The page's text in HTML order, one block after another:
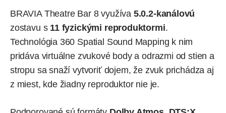
BRAVIA Theatre Bar 8 využíva 5.0.2-kanálovú
zostavu s 11 fyzickými reproduktormi.
Technológia 360 Spatial Sound Mapping k nim
pridáva virtuálne zvukové body a odrazmi od stien a
stropu sa snaží vytvoriť dojem, že zvuk prichádza aj
z miest, kde žiadny reproduktor nie je.